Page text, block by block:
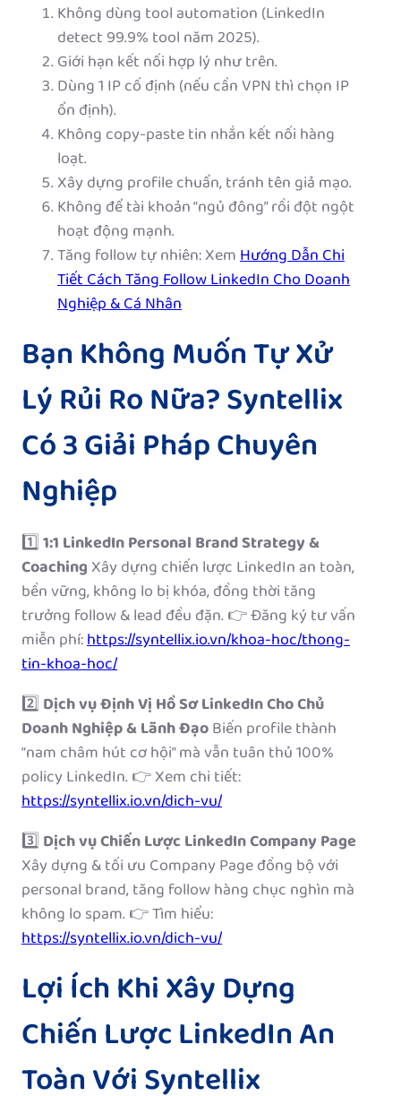
Không dùng tool automation (LinkedIn
detect 99.9% tool năm 2025).
Giới hạn kết nối hợp lý như trên.
Dùng 1 IP cố định (nếu cần VPN thì chọn IP
ổn định).
Không copy-paste tin nhắn kết nối hàng
loạt.
Xây dựng profile chuẩn, tránh tên giả mạo.
Không để tài khoản “ngủ đông” rồi đột ngột
hoạt động mạnh.
Tăng follow tự nhiên: XemHướng Dẫn Chi
Tiết Cách Tăng Follow LinkedIn Cho Doanh
Nghiệp & Cá Nhân
Bạn Không Muốn Tự Xử
Lý Rủi Ro Nữa? Syntellix
Có 3 Giải Pháp Chuyên
Nghiệp
1️⃣1:1 LinkedIn Personal Brand Strategy &
Coaching Xây dựng chiến lược LinkedIn an toàn,
bền vững, không lo bị khóa, đồng thời tăng
trưởng follow & lead đều đặn. 👉 Đăng ký tư vấn
miễn phí:https://syntellix.io.vn/khoa-hoc/thong-
tin-khoa-hoc/
2️⃣ Dịch vụ Định Vị Hồ Sơ LinkedIn Cho Chủ
Doanh Nghiệp & Lãnh ĐạoBiến profile thành
“nam châm hút cơ hội” mà vẫn tuân thủ 100%
policy LinkedIn. 👉 Xem chi tiết:
https://syntellix.io.vn/dich-vu/
3️⃣ Dịch vụ Chiến Lược LinkedIn Company Page
Xây dựng & tối ưu Company Page đồng bộ với
personal brand, tăng follow hàng chục nghìn mà
không lo spam. 👉 Tìm hiểu:
https://syntellix.io.vn/dich-vu/
Lợi Ích Khi Xây Dựng
Chiến Lược LinkedIn An
Toàn Với Syntellix